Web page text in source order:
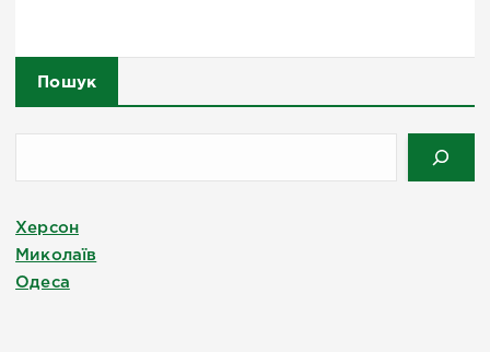
Пошук
Херсон
Миколаїв
Одеса